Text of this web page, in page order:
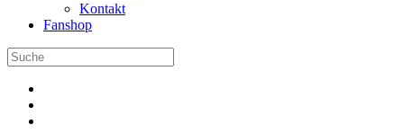
Kontakt
Fanshop